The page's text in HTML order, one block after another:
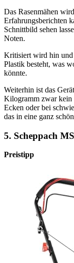
Das Rasenmähen
Erfahrungsberichten
Schnittbild sehen
Noten.
Kritisiert wird hin und
Plastik besteht, was
könnte.
Weiterhin ist das
Kilogramm zwar kein
Ecken oder bei
das in eine ganz
5. Scheppach
Preistipp